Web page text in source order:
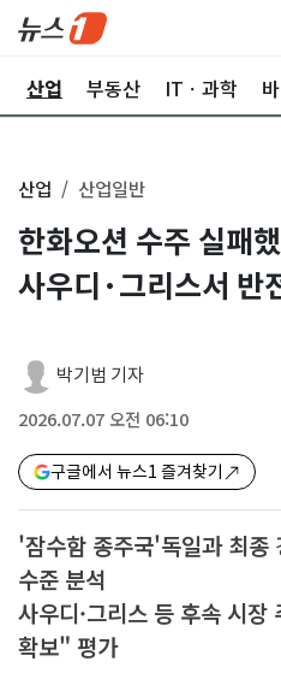
산업 부동산 ITㆍ과학
산업 산업일반
한화오션 수주 실패
사우디·그리스서 반
박기범 기자
2026.07.07 오전 06:10
구글에서 뉴스1 즐겨찾기
'잠수함 종주국'독일과 최
수준 분석
사우디·그리스 등 후속 시
확보" 평가